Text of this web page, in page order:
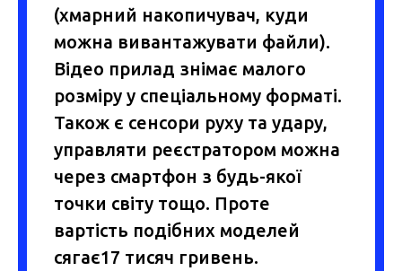
(хмарний накопичувач, куди
можна вивантажувати файли).
Відео прилад знімає малого
розміру у спеціальному форматі.
Також є сенсори руху та удару,
управляти реєстратором можна
через смартфон з будь-якої
точки світу тощо. Проте
вартість подібних моделей
сягає17 тисяч гривень.